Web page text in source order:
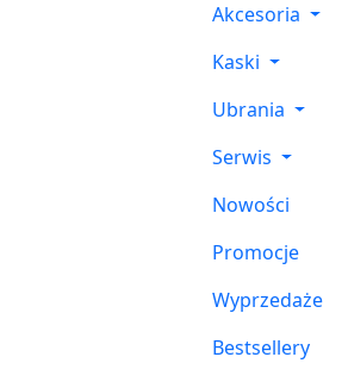
Akcesoria
Kaski
Ubrania
Serwis
Nowości
Promocje
Wyprzedaże
Bestsellery